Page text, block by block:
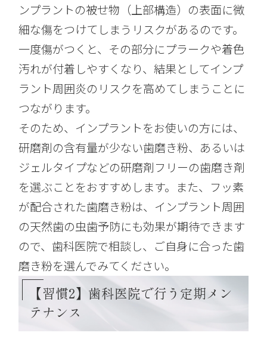
ンプラントの被せ物（上部構造）の表面に微
細な傷をつけてしまうリスクがあるのです。
一度傷がつくと、その部分にプラークや着色
汚れが付着しやすくなり、結果としてインプ
ラント周囲炎のリスクを高めてしまうことに
つながります。
そのため、インプラントをお使いの方には、
研磨剤の含有量が少ない歯磨き粉、あるいは
ジェルタイプなどの研磨剤フリーの歯磨き剤
を選ぶことをおすすめします。また、フッ素
が配合された歯磨き粉は、インプラント周囲
の天然歯の虫歯予防にも効果が期待できます
ので、歯科医院で相談し、ご自身に合った歯
磨き粉を選んでみてください。
【習慣2】歯科医院で行う定期メン
テナンス